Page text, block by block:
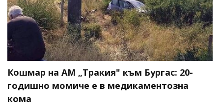
Кошмар на АМ „Тракия" към Бургас: 20-
годишно момиче е в медикаментозна
кома